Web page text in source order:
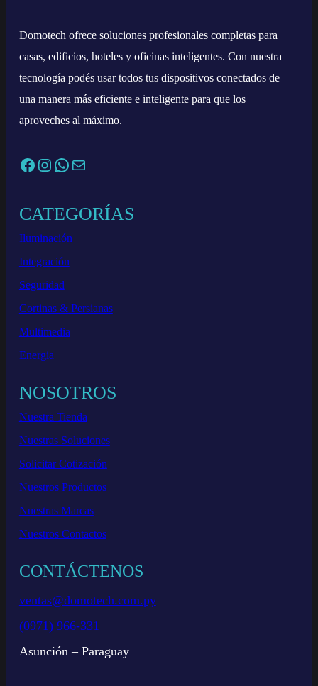
Domotech ofrece soluciones profesionales completas para
casas, edificios, hoteles y oficinas inteligentes. Con nuestra
tecnología podés usar todos tus dispositivos conectados de
una manera más eficiente e inteligente para que los
aproveches al máximo.
Facebook Instagram WhatsApp Correo electrónico
CATEGORÍAS
Iluminación
Integración
Seguridad
Cortinas & Persianas
Multimedia
Energia
NOSOTROS
Nuestra Tienda
Nuestras Soluciones
Solicitar Cotización
Nuestros Productos
Nuestras Marcas
Nuestros Contactos
CONTÁCTENOS
ventas@domotech.com.py
(0971) 966-331
Asunción – Paraguay